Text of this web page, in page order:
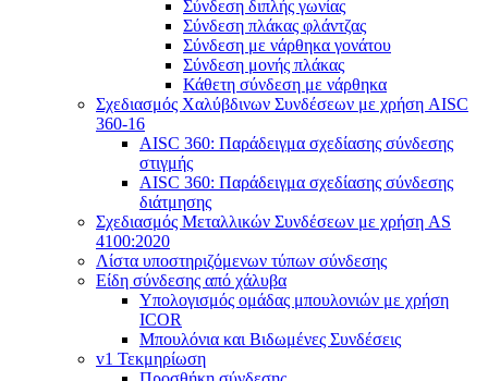
Σύνδεση διπλής γωνίας
Σύνδεση πλάκας φλάντζας
Σύνδεση με νάρθηκα γονάτου
Σύνδεση μονής πλάκας
Κάθετη σύνδεση με νάρθηκα
Σχεδιασμός Χαλύβδινων Συνδέσεων με χρήση AISC
360-16
AISC 360: Παράδειγμα σχεδίασης σύνδεσης
στιγμής
AISC 360: Παράδειγμα σχεδίασης σύνδεσης
διάτμησης
Σχεδιασμός Μεταλλικών Συνδέσεων με χρήση AS
4100:2020
Λίστα υποστηριζόμενων τύπων σύνδεσης
Είδη σύνδεσης από χάλυβα
Υπολογισμός ομάδας μπουλονιών με χρήση
ICOR
Μπουλόνια και Βιδωμένες Συνδέσεις
v1 Τεκμηρίωση